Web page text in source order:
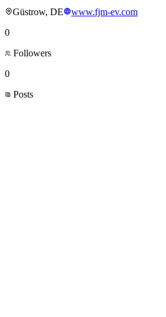
Güstrow, DE
www.fjm-ev.com
0
Followers
0
Posts